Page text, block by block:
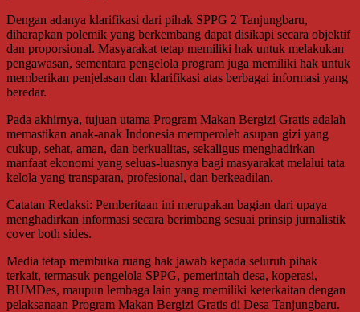
Dengan adanya klarifikasi dari pihak SPPG 2 Tanjungbaru,
diharapkan polemik yang berkembang dapat disikapi secara objektif
dan proporsional. Masyarakat tetap memiliki hak untuk melakukan
pengawasan, sementara pengelola program juga memiliki hak untuk
memberikan penjelasan dan klarifikasi atas berbagai informasi yang
beredar.
Pada akhirnya, tujuan utama Program Makan Bergizi Gratis adalah
memastikan anak-anak Indonesia memperoleh asupan gizi yang
cukup, sehat, aman, dan berkualitas, sekaligus menghadirkan
manfaat ekonomi yang seluas-luasnya bagi masyarakat melalui tata
kelola yang transparan, profesional, dan berkeadilan.
Catatan Redaksi: Pemberitaan ini merupakan bagian dari upaya
menghadirkan informasi secara berimbang sesuai prinsip jurnalistik
cover both sides.
Media tetap membuka ruang hak jawab kepada seluruh pihak
terkait, termasuk pengelola SPPG, pemerintah desa, koperasi,
BUMDes, maupun lembaga lain yang memiliki keterkaitan dengan
pelaksanaan Program Makan Bergizi Gratis di Desa Tanjungbaru.